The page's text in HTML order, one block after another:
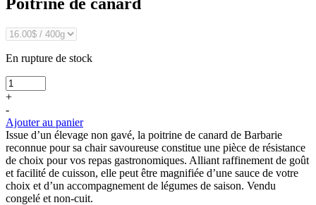
En rupture de stock
+
-
Ajouter au panier
Issue d’un élevage non gavé, la poitrine de canard de Barbarie
reconnue pour sa chair savoureuse constitue une pièce de résistance
de choix pour vos repas gastronomiques. Alliant raffinement de goût
et facilité de cuisson, elle peut être magnifiée d’une sauce de votre
choix et d’un accompagnement de légumes de saison. Vendu
congelé et non-cuit.